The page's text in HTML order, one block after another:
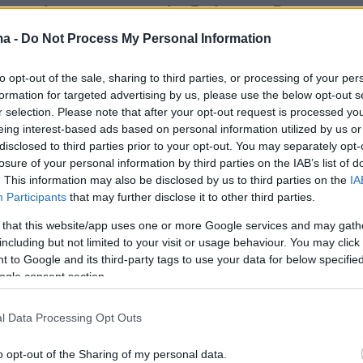
- Do Not Process My Personal Information
opt-out of the sale, sharing to third parties, or processing of your
for targeted advertising by us, please use the below opt-out
selection. Please note that after your opt-out request is processed
interest-based ads based on personal information utilized by us
to third parties prior to your opt-out. You may separately
of your personal information by third parties on the IAB’s list of
This information may also be disclosed by us to third parties on the
Participants that may further disclose it to other third parties.
that this website/app uses one or more Google services and may
but not limited to your visit or usage behaviour. You may
to Google and its third-party tags to use your data for below
consent section.
Data Processing Opt Outs
opt-out of the Sharing of my personal data.
του στη Βάλε δε λος Καΐδος. Όμως
κυρίως λόγω της σφοδρής
του Φράνκο έκανε γνωστό τους τελευταίους
ήθελε να μεταφέρει τα λείψανα στον
στην καρδιά της Μαδρίτης, όπου έχει
η κόρη του. Όμως η κυβέρνηση έχει
το ενδεχόμενο και επιμένει ότι θα πρέπει να
πιο διακριτικό τάφο και όχι στην Αλμουδένια,
θα μπορούσε έτσι να μετατραπεί σε
των νοσταλγών της δικτατορίας.